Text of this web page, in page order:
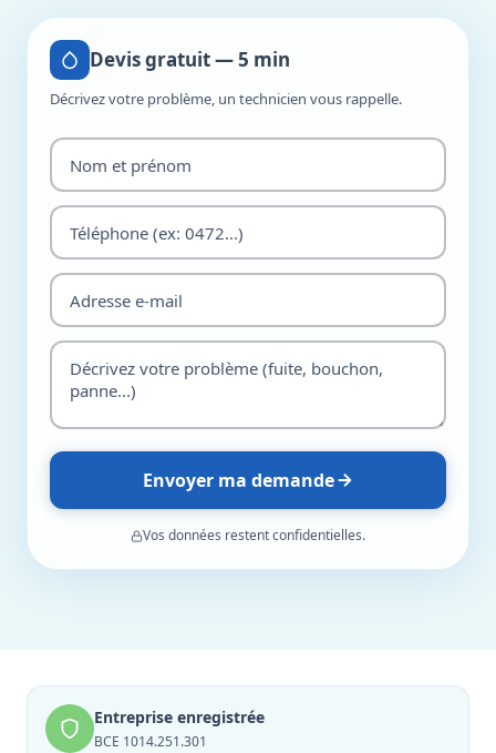
Devis gratuit — 5 min
Décrivez votre problème, un technicien vous rappelle.
Envoyer ma demande
Vos données restent confidentielles.
Entreprise enregistrée
BCE 1014.251.301